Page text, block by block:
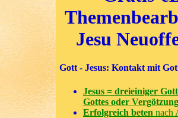
Jesu
Gott - Jesus: Kontakt mit
Jesus = dreieiniger
Gottes oder
Erfolgreich beten nach